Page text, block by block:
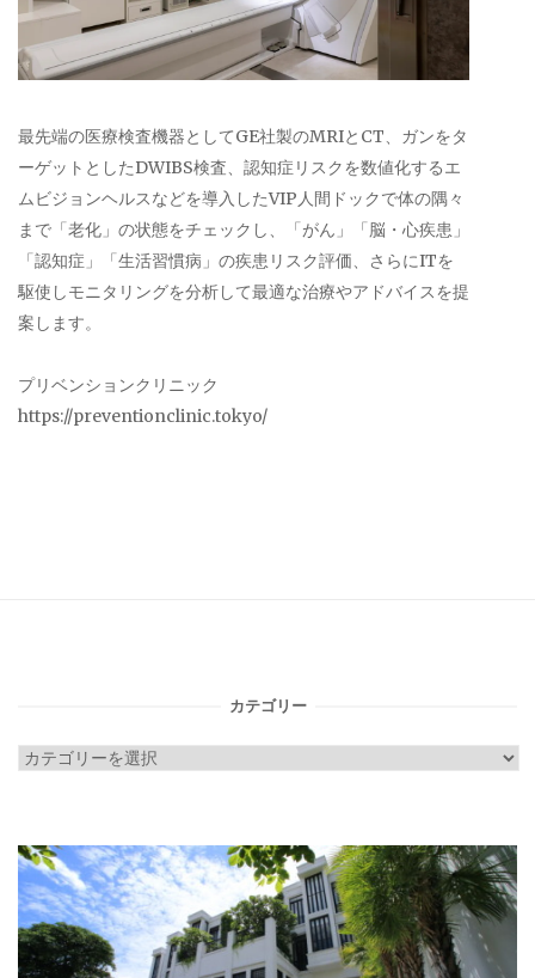
最先端の医療検査機器としてGE社製のMRIとCT、ガンをタ
ーゲットとしたDWIBS検査、認知症リスクを数値化するエ
ムビジョンヘルスなどを導入したVIP人間ドックで体の隅々
まで「老化」の状態をチェックし、「がん」「脳・心疾患」
「認知症」「生活習慣病」の疾患リスク評価、さらにITを
駆使しモニタリングを分析して最適な治療やアドバイスを提
案します。
プリベンションクリニック
https://preventionclinic.tokyo/
カテゴリー
カ
リ
ー